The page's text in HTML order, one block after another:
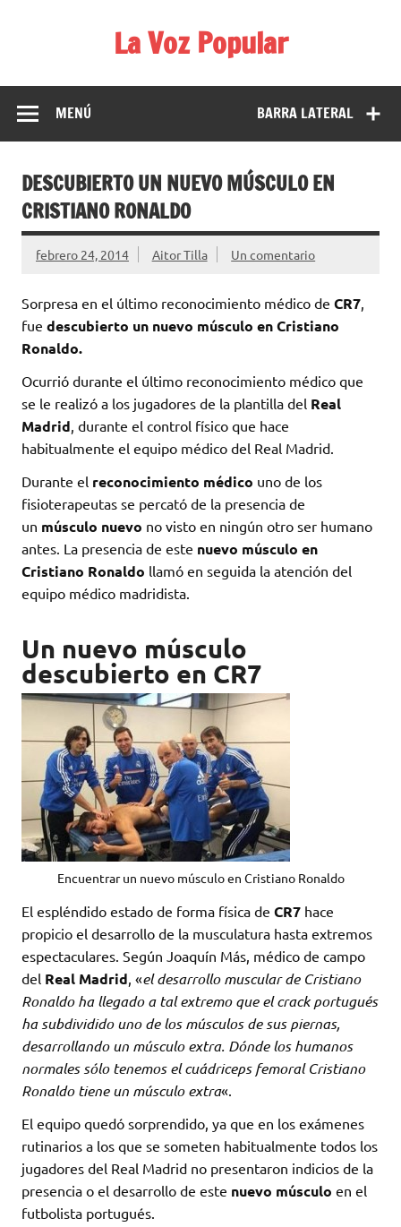
La Voz Popular
para reírse de las verdaderas.
BARRA LATERAL
MENÚ
DESCUBIERTO UN NUEVO MÚSCULO EN
CRISTIANO RONALDO
febrero 24, 2014 Aitor Tilla Un comentario
Sorpresa en el último reconocimiento médico de CR7,
fue descubierto un nuevo músculo en Cristiano
Ronaldo.
Ocurrió durante el último reconocimiento médico que
se le realizó a los jugadores de la plantilla del Real
Madrid, durante el control físico que hace
habitualmente el equipo médico del Real Madrid.
Durante el reconocimiento médico uno de los
fisioterapeutas se percató de la presencia de
un músculo nuevo no visto en ningún otro ser humano
antes. La presencia de este nuevo músculo en
Cristiano Ronaldo llamó en seguida la atención del
equipo médico madridista.
Un nuevo músculo
descubierto en CR7
Encuentrar un nuevo músculo en Cristiano Ronaldo
El espléndido estado de forma física de CR7 hace
propicio el desarrollo de la musculatura hasta extremos
espectaculares. Según Joaquín Más, médico de campo
del Real Madrid, «el desarrollo muscular de Cristiano
Ronaldo ha llegado a tal extremo que el crack portugués
ha subdividido uno de los músculos de sus piernas,
desarrollando un músculo extra. Dónde los humanos
normales sólo tenemos el cuádriceps femoral Cristiano
Ronaldo tiene un músculo extra«.
El equipo quedó sorprendido, ya que en los exámenes
rutinarios a los que se someten habitualmente todos los
jugadores del Real Madrid no presentaron indicios de la
presencia o el desarrollo de este nuevo músculo en el
futbolista portugués.